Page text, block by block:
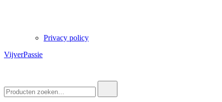
Privacy policy
VijverPassie
naar: